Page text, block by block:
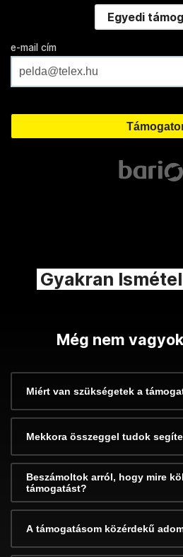
Egyedi
e-mail cím
Gyakran
Még nem
Miért van szükségetek a
Mekkora összeggel tudok
Beszámoltok arról, hogy mire
támogatást?
A támogatásom közérdekű